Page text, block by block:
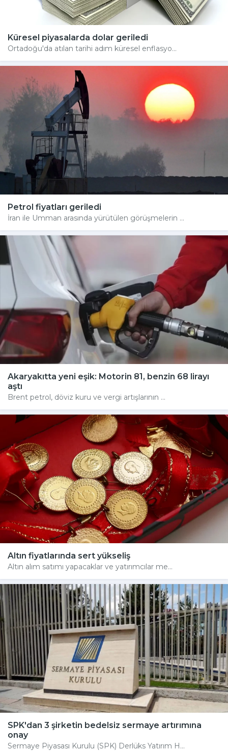
Küresel piyasalarda dolar geriledi
Ortadoğu'da atılan tarihi adım küresel enflasyo...
Petrol fiyatları geriledi
İran ile Umman arasında yürütülen görüşmelerin ...
Akaryakıtta yeni eşik: Motorin 81, benzin 68 lirayı
aştı
Brent petrol, döviz kuru ve vergi artışlarının ...
Altın fiyatlarında sert yükseliş
Altın alım satımı yapacaklar ve yatırımcılar me...
SPK'dan 3 şirketin bedelsiz sermaye artırımına
onay
Sermaye Piyasası Kurulu (SPK) Derlüks Yatırım H...